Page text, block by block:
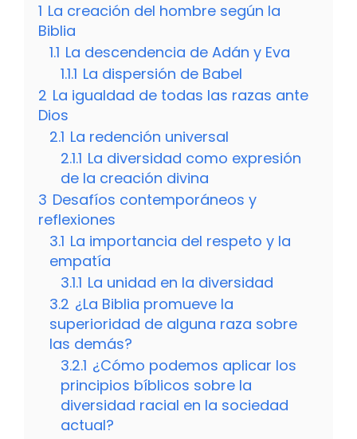
1 La creación del hombre según la
Biblia
1.1 La descendencia de Adán y Eva
1.1.1 La dispersión de Babel
2 La igualdad de todas las razas ante
Dios
2.1 La redención universal
2.1.1 La diversidad como expresión
de la creación divina
3 Desafíos contemporáneos y
reflexiones
3.1 La importancia del respeto y la
empatía
3.1.1 La unidad en la diversidad
3.2 ¿La Biblia promueve la
superioridad de alguna raza sobre
las demás?
3.2.1 ¿Cómo podemos aplicar los
principios bíblicos sobre la
diversidad racial en la sociedad
actual?